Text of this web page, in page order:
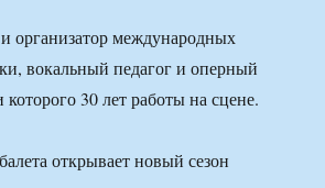
организатор международных
вокальный педагог и оперный
которого 30 лет работы на сцене.